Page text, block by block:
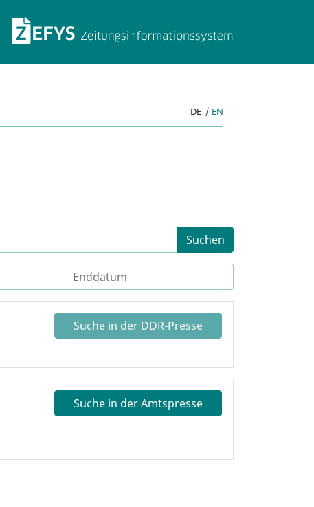
ZEFYS
DE | EN
Suchen
Suche in der DDR-Presse
Suche in der Amtspresse